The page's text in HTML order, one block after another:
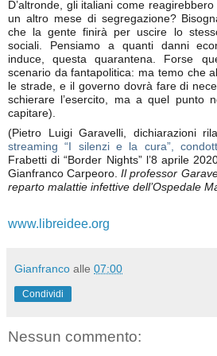
D’altronde, gli italiani come
un altro mese di segregazione?
che la gente finirà per uscire lo
sociali. Pensiamo a quanti danni
induce, questa quarantena. Forse
scenario da fantapolitica: ma temo che
le strade, e il governo dovrà fare di
schierare l’esercito, ma a quel punto
capitare).
(Pietro Luigi Garavelli, dichiarazioni
streaming “I silenzi e la cura”,
Frabetti di “Border Nights” l’8 aprile
Gianfranco Carpeoro.Il professor
reparto malattie infettive dell’Ospedale
www.libreidee.org
Gianfranco alle 07:00
Condividi
Nessun commento: